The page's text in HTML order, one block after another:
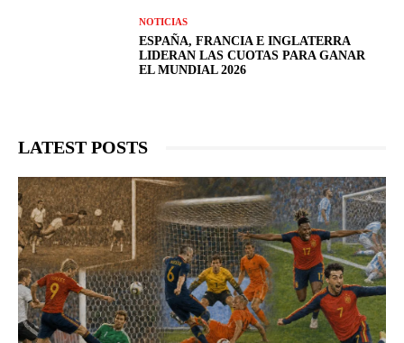
NOTICIAS
ESPAÑA, FRANCIA E INGLATERRA
LIDERAN LAS CUOTAS PARA GANAR
EL MUNDIAL 2026
LATEST POSTS